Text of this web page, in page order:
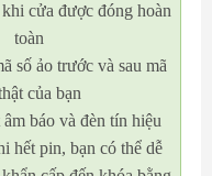
cửa được đóng hoàn
toàn
số ảo trước và sau mã
của bạn
âm báo và đèn tín hiệu
hết pin, bạn có thể dễ